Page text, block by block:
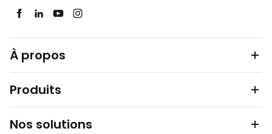
À propos
Produits
Nos solutions